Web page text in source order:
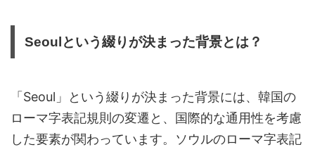
Seoulという綴りが決まった背景とは？
「Seoul」という綴りが決まった背景には、韓国の
ローマ字表記規則の変遷と、国際的な通用性を考慮
した要素が関わっています。ソウルのローマ字表記